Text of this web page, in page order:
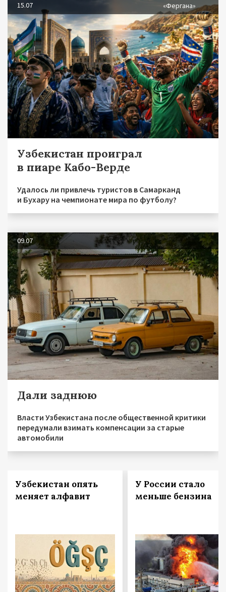
15.07 «Фергана»
Узбекистан проиграл
в пиаре Кабо-Верде
Удалось ли привлечь туристов в Самарканд
и Бухару на чемпионате мира по футболу?
09.07
Дали заднюю
Власти Узбекистана после общественной критики
передумали взимать компенсации за старые
автомобили
Узбекистан опять
меняет алфавит
У России стало
меньше бензина